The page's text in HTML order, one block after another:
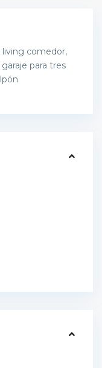
living comedor,
para tres